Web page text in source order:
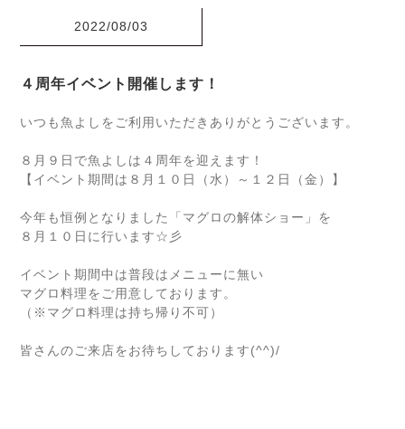
2022/08/03
４周年イベント開催します！
いつも魚よしをご利用いただきありがとうございます。
８月９日で魚よしは４周年を迎えます！
【イベント期間は８月１０日（水）～１２日（金）】
今年も恒例となりました「マグロの解体ショー」を
８月１０日に行います☆彡
イベント期間中は普段はメニューに無い
マグロ料理をご用意しております。
（※マグロ料理は持ち帰り不可）
皆さんのご来店をお待ちしております(^^)/